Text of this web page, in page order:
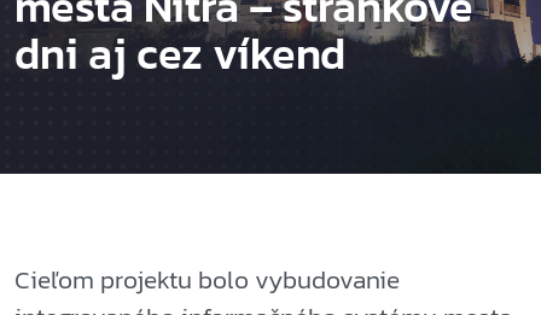
dni aj cez víkend
Cieľom projektu bolo vybudovanie